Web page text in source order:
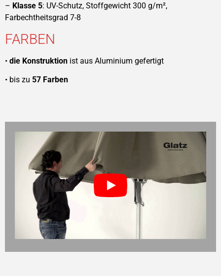
– Klasse 5: UV-Schutz, Stoffgewicht 300 g/m²,
Farbechtheitsgrad 7-8
FARBEN
• die Konstruktion ist aus Aluminium gefertigt
• bis zu 57 Farben